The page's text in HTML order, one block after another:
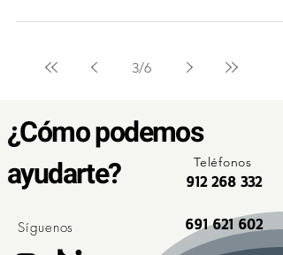
3/6
¿Cómo podemos
ayudarte?
Síguenos
Teléfonos
912 268 332
691 621 602